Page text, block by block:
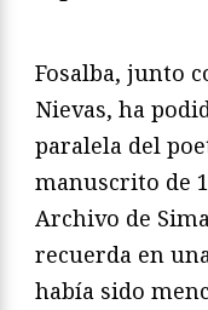
Fosalba, junto
Nievas, ha
paralela del
manuscrito de
Archivo de
recuerda en
había sido